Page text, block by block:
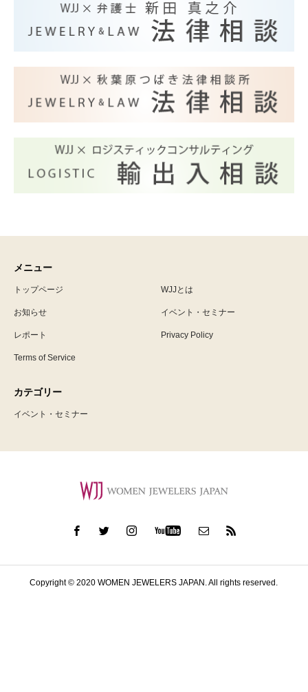
メニュー
トップページ WJJとは
お知らせ イベント・セミナー
レポート Privacy Policy
Terms of Service
カテゴリー
イベント・セミナー
Copyright © 2020 WOMEN JEWELERS JAPAN. All rights reserved.